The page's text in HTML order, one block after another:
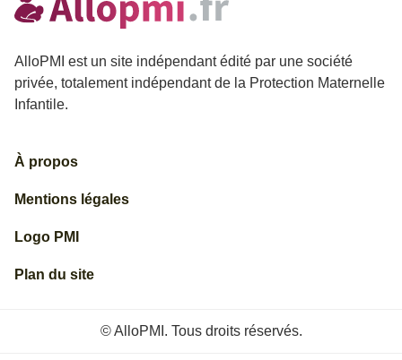
AlloPMI est un site indépendant édité par une société
privée, totalement indépendant de la Protection Maternelle
Infantile.
© AlloPMI. Tous droits réservés.
À propos
Mentions légales
Logo PMI
Plan du site